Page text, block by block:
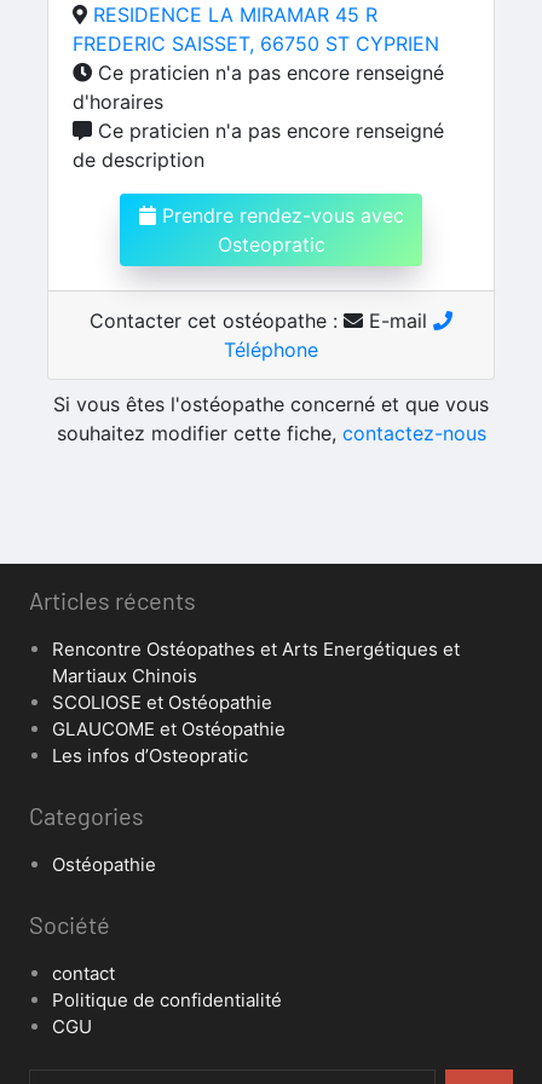
RESIDENCE LA MIRAMAR 45 R
FREDERIC SAISSET, 66750 ST CYPRIEN
Ce praticien n'a pas encore renseigné
d'horaires
Ce praticien n'a pas encore renseigné
de description
Prendre rendez-vous avec
Osteopratic
Contacter cet ostéopathe :
E-mail
Téléphone
Si vous êtes l'ostéopathe concerné et que vous
souhaitez modifier cette fiche, contactez-nous
Articles récents
Rencontre Ostéopathes et Arts Energétiques et
Martiaux Chinois
SCOLIOSE et Ostéopathie
GLAUCOME et Ostéopathie
Les infos d’Osteopratic
Categories
Ostéopathie
Société
contact
Politique de confidentialité
CGU